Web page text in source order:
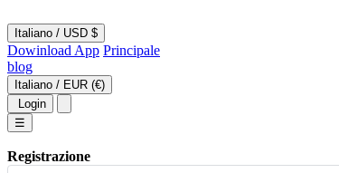
Italiano / USD $
Dowinload App Principale
blog
Italiano / EUR (€)
Login
☰
Registrazione